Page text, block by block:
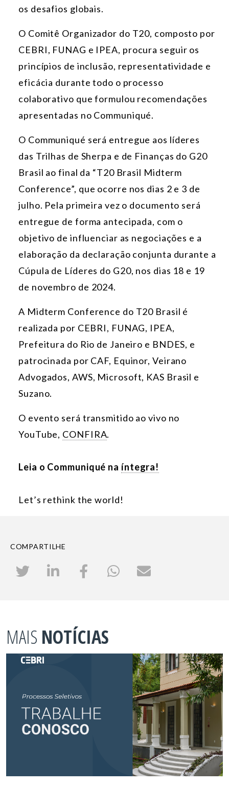
os desafios globais.
O Comitê Organizador do T20, composto por
CEBRI, FUNAG e IPEA, procura seguir os
princípios de inclusão, representatividade e
eficácia durante todo o processo
colaborativo que formulou recomendações
apresentadas no Communiqué.
O Communiqué será entregue aos líderes
das Trilhas de Sherpa e de Finanças do G20
Brasil ao final da “T20 Brasil Midterm
Conference”, que ocorre nos dias 2 e 3 de
julho. Pela primeira vez o documento será
entregue de forma antecipada, com o
objetivo de influenciar as negociações e a
elaboração da declaração conjunta durante a
Cúpula de Líderes do G20, nos dias 18 e 19
de novembro de 2024.
A Midterm Conference do T20 Brasil é
realizada por CEBRI, FUNAG, IPEA,
Prefeitura do Rio de Janeiro e BNDES, e
patrocinada por CAF, Equinor, Veirano
Advogados, AWS, Microsoft, KAS Brasil e
Suzano.
O evento será transmitido ao vivo no
YouTube, CONFIRA.
Leia o Communiqué na íntegra!
Let’s rethink the world!
COMPARTILHE
MAIS NOTÍCIAS